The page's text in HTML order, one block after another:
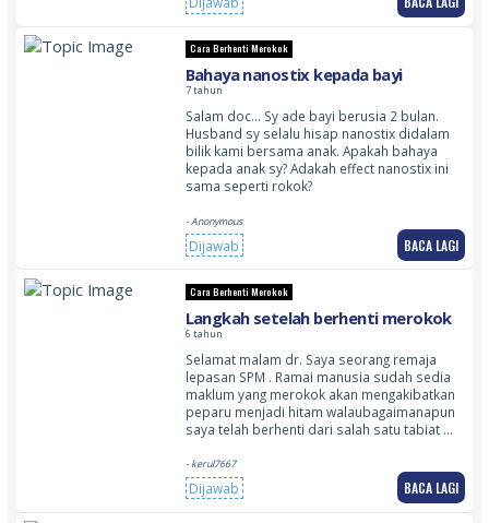
Cara Berhenti Merokok
Bahaya nanostix kepada bayi
7 tahun
Salam doc… Sy ade bayi berusia 2 bulan.
Husband sy selalu hisap nanostix didalam
bilik kami bersama anak. Apakah bahaya
kepada anak sy? Adakah effect nanostix ini
sama seperti rokok?
- Anonymous
Dijawab BACA LAGI
Cara Berhenti Merokok
Langkah setelah berhenti merokok
6 tahun
Selamat malam dr. Saya seorang remaja
lepasan SPM . Ramai manusia sudah sedia
maklum yang merokok akan mengakibatkan
peparu menjadi hitam walaubagaimanapun
saya telah berhenti dari salah satu tabiat …
- kerul7667
Dijawab BACA LAGI